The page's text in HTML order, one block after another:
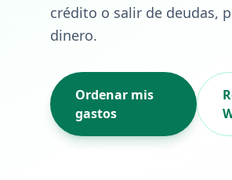
crédito o salir de deudas,
dinero.
Ordenar mis
gastos